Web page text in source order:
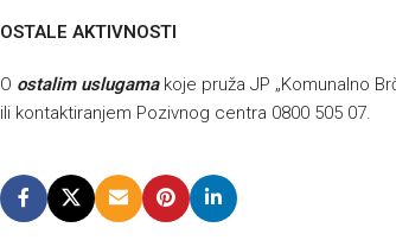
OSTALE AKTIVNOSTI
O ostalim uslugamakoje pruža JP „Komunalno
ili kontaktiranjem Pozivnog centra 0800 505 07.